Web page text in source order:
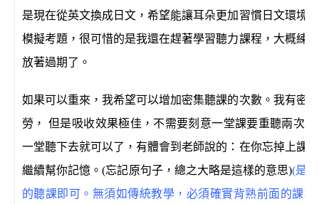
是現在從英文換成日文，希望能讓耳朵更加習慣日文環境
模擬考題，很可惜的是我還在趕著學習聽力課程，大概練
放著過期了。
如果可以重來，我希望可以增加密集聽課的次數。我有密
勞， 但是吸收效果極佳，不需要刻意一堂課要重聽兩次
一堂聽下去就可以了，有體會到老師說的：在你忘掉上課
繼續幫你記憶。(忘記原句子，總之大略是這樣的意思)(是
的聽課即可。無須如傳統教學，必須確實背熟前面的課